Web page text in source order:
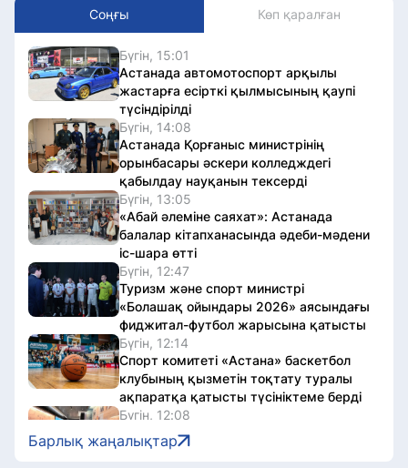
Соңғы Көп қаралған
Бүгін, 15:01
Астанада автомотоспорт арқылы
жастарға есірткі қылмысының қаупі
түсіндірілді
Бүгін, 14:08
Астанада Қорғаныс министрінің
орынбасары әскери колледждегі
қабылдау науқанын тексерді
Бүгін, 13:05
«Абай әлеміне саяхат»: Астанада
балалар кітапханасында әдеби-мәдени
іс-шара өтті
Бүгін, 12:47
Туризм және спорт министрі
«Болашақ ойындары 2026» аясындағы
фиджитал-футбол жарысына қатысты
Бүгін, 12:14
Спорт комитеті «Астана» баскетбол
клубының қызметін тоқтату туралы
ақпаратқа қатысты түсініктеме берді
Бүгін, 12:08
Ұлттық музейде Абай күніне арналған
тақырыптық экскурсия өтті
Барлық жаңалықтар